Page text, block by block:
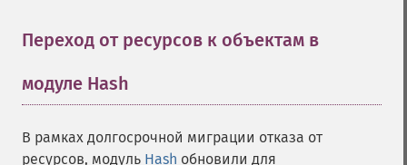
Переход от ресурсов к объектам в
модуле Hash
В рамках долгосрочной миграции отказа от
ресурсов, модуль Hash обновили для